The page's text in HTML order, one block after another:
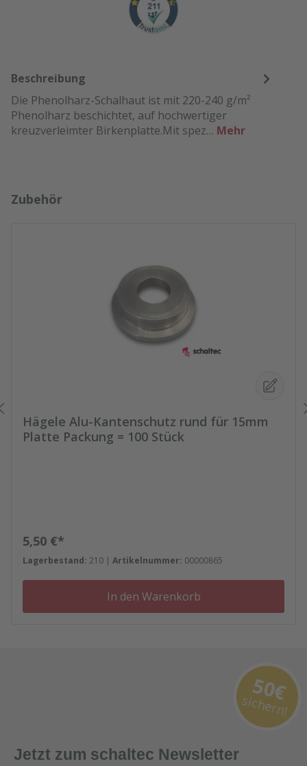
Beschreibung
Die Phenolharz-Schalhaut ist mit 220-240 g/m²
Phenolharz beschichtet, auf hochwertiger
kreuzverleimter Birkenplatte.Mit spez… Mehr
Produktgalerie überspringen
Zubehör
Hägele Alu-Kantenschutz rund für 15mm
Platte Packung = 100 Stück
Regulärer Preis:
5,50 €*
Lagerbestand: 210 | Artikelnummer: 00000865
In den Warenkorb
Jetzt zum schaltec Newsletter
50€
sichern!